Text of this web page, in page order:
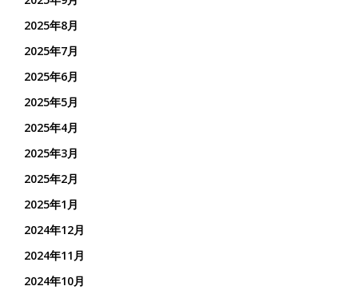
2025年8月
2025年7月
2025年6月
2025年5月
2025年4月
2025年3月
2025年2月
2025年1月
2024年12月
2024年11月
2024年10月